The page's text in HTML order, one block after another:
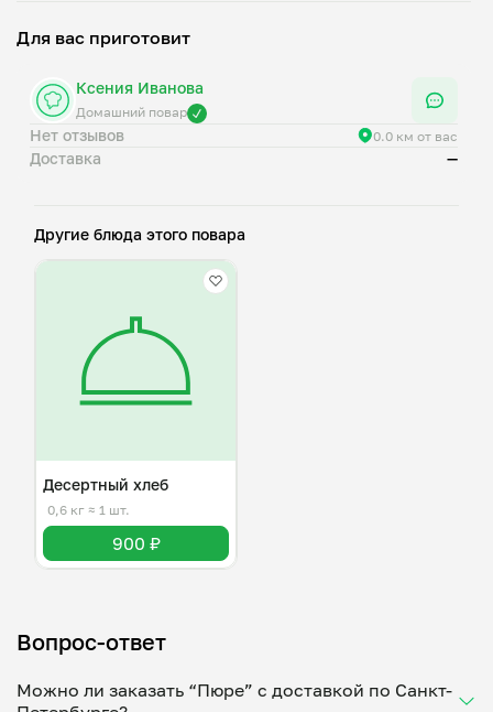
Для вас приготовит
Ксения Иванова
Домашний повар
Нет отзывов 0.0 км от вас
Доставка —
Другие блюда этого повара
Десертный хлеб
0,6 кг ≈ 1 шт.
900 ₽
Вопрос-ответ
Можно ли заказать “Пюре” с доставкой по Санкт-